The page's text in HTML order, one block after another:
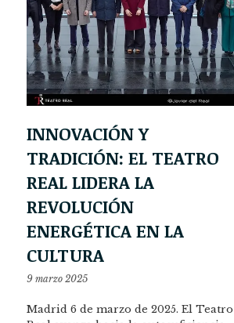
INNOVACIÓN Y
TRADICIÓN: EL TEATRO
REAL LIDERA LA
REVOLUCIÓN
ENERGÉTICA EN LA
CULTURA
9 marzo 2025
Madrid 6 de marzo de 2025. El Teatro